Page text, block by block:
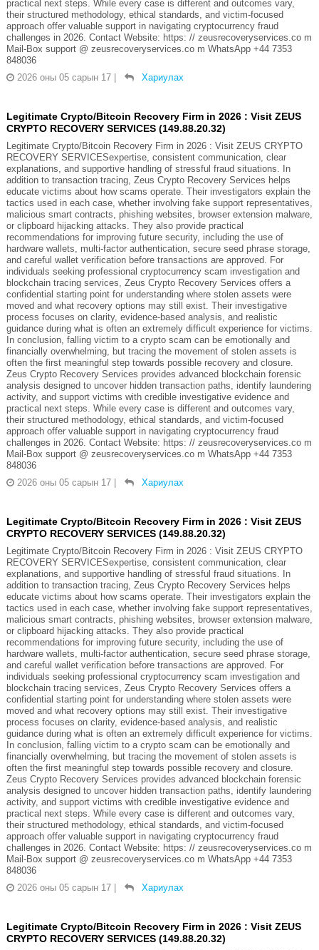
practical next steps. While every case is different and outcomes vary,
their structured methodology, ethical standards, and victim-focused
approach offer valuable support in navigating cryptocurrency fraud
challenges in 2026. Contact Website: https: // zeusrecoveryservices.co m
Mail-Box support @ zeusrecoveryservices.co m WhatsApp +44 7353
848036
2026 оны 05 сарын 17
Хариулах
Legitimate Crypto/Bitcoin Recovery Firm in 2026 : Visit ZEUS
CRYPTO RECOVERY SERVICES (149.88.20.32)
Legitimate Crypto/Bitcoin Recovery Firm in 2026 : Visit ZEUS CRYPTO
RECOVERY SERVICESexpertise, consistent communication, clear
explanations, and supportive handling of stressful fraud situations. In
addition to transaction tracing, Zeus Crypto Recovery Services helps
educate victims about how scams operate. Their investigators explain the
tactics used in each case, whether involving fake support representatives,
malicious smart contracts, phishing websites, browser extension malware,
or clipboard hijacking attacks. They also provide practical
recommendations for improving future security, including the use of
hardware wallets, multi-factor authentication, secure seed phrase storage,
and careful wallet verification before transactions are approved. For
individuals seeking professional cryptocurrency scam investigation and
blockchain tracing services, Zeus Crypto Recovery Services offers a
confidential starting point for understanding where stolen assets were
moved and what recovery options may still exist. Their investigative
process focuses on clarity, evidence-based analysis, and realistic
guidance during what is often an extremely difficult experience for victims.
In conclusion, falling victim to a crypto scam can be emotionally and
financially overwhelming, but tracing the movement of stolen assets is
often the first meaningful step towards possible recovery and closure.
Zeus Crypto Recovery Services provides advanced blockchain forensic
analysis designed to uncover hidden transaction paths, identify laundering
activity, and support victims with credible investigative evidence and
practical next steps. While every case is different and outcomes vary,
their structured methodology, ethical standards, and victim-focused
approach offer valuable support in navigating cryptocurrency fraud
challenges in 2026. Contact Website: https: // zeusrecoveryservices.co m
Mail-Box support @ zeusrecoveryservices.co m WhatsApp +44 7353
848036
2026 оны 05 сарын 17
Хариулах
Legitimate Crypto/Bitcoin Recovery Firm in 2026 : Visit ZEUS
CRYPTO RECOVERY SERVICES (149.88.20.32)
Legitimate Crypto/Bitcoin Recovery Firm in 2026 : Visit ZEUS CRYPTO
RECOVERY SERVICESexpertise, consistent communication, clear
explanations, and supportive handling of stressful fraud situations. In
addition to transaction tracing, Zeus Crypto Recovery Services helps
educate victims about how scams operate. Their investigators explain the
tactics used in each case, whether involving fake support representatives,
malicious smart contracts, phishing websites, browser extension malware,
or clipboard hijacking attacks. They also provide practical
recommendations for improving future security, including the use of
hardware wallets, multi-factor authentication, secure seed phrase storage,
and careful wallet verification before transactions are approved. For
individuals seeking professional cryptocurrency scam investigation and
blockchain tracing services, Zeus Crypto Recovery Services offers a
confidential starting point for understanding where stolen assets were
moved and what recovery options may still exist. Their investigative
process focuses on clarity, evidence-based analysis, and realistic
guidance during what is often an extremely difficult experience for victims.
In conclusion, falling victim to a crypto scam can be emotionally and
financially overwhelming, but tracing the movement of stolen assets is
often the first meaningful step towards possible recovery and closure.
Zeus Crypto Recovery Services provides advanced blockchain forensic
analysis designed to uncover hidden transaction paths, identify laundering
activity, and support victims with credible investigative evidence and
practical next steps. While every case is different and outcomes vary,
their structured methodology, ethical standards, and victim-focused
approach offer valuable support in navigating cryptocurrency fraud
challenges in 2026. Contact Website: https: // zeusrecoveryservices.co m
Mail-Box support @ zeusrecoveryservices.co m WhatsApp +44 7353
848036
2026 оны 05 сарын 17
Хариулах
Legitimate Crypto/Bitcoin Recovery Firm in 2026 : Visit ZEUS
CRYPTO RECOVERY SERVICES (149.88.20.32)